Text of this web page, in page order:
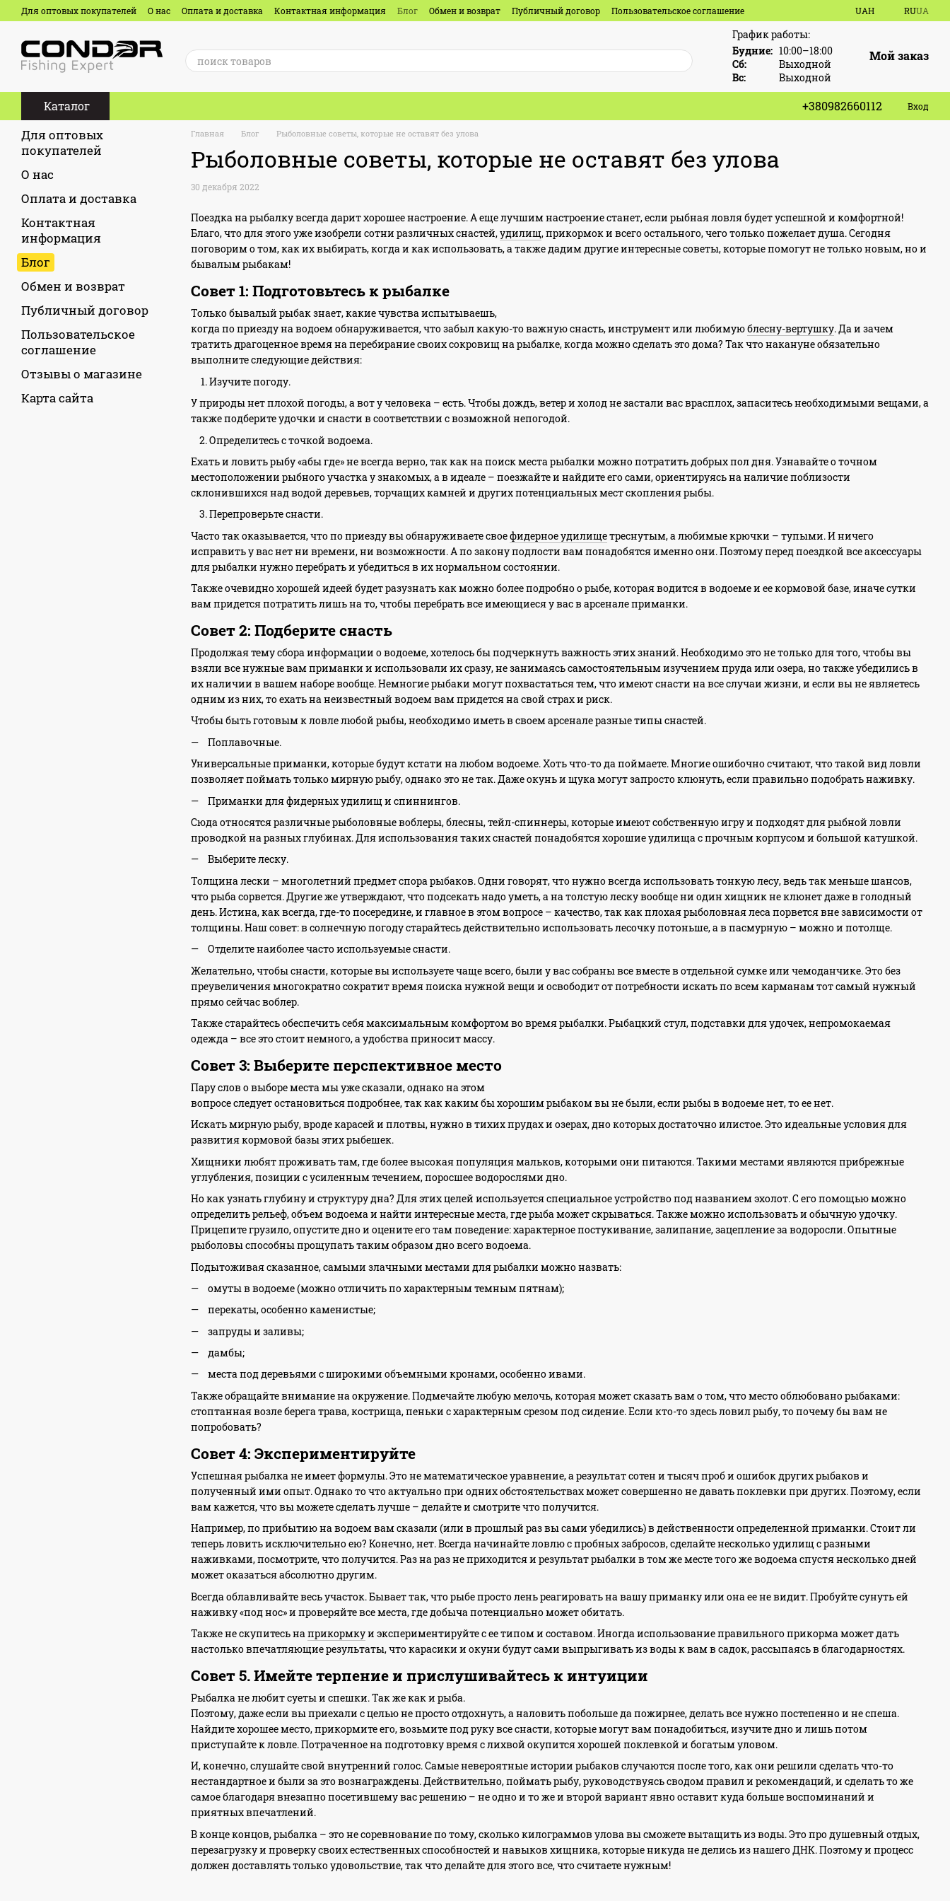
Перейти к основному контенту
Для оптовых покупателей О нас Оплата и доставка Контактная информация Блог Обмен и возврат Публичный договор
Пользовательское соглашение
Отзывы о магазине
UAH RUUA
График работы:
Будние: 10:00–18:00
Сб:
Выходной
Вс:
Выходной
Мой заказ
Каталог +380982660112 Вход
Главная Блог Рыболовные советы, которые не оставят без улова
Рыболовные советы, которые не оставят без улова
30 декабря 2022
Поездка на рыбалку всегда дарит хорошее настроение. А еще лучшим настроение станет, если рыбная ловля будет успешной и комфортной!
Благо, что для этого уже изобрели сотни различных снастей,удилищ, прикормок и всего остального, чего только пожелает душа. Сегодня
поговорим о том, как их выбирать, когда и как использовать, а также дадим другие интересные советы, которые помогут не только новым, но и
бывалым рыбакам!
Совет 1: Подготовьтесь к рыбалке
Только бывалый рыбак знает, какие чувства испытываешь,
когда по приезду на водоем обнаруживается, что забыл какую-то важную снасть, инструмент или любимуюблесну-вертушку. Да и зачем
тратить драгоценное время на перебирание своих сокровищ на рыбалке, когда можно сделать это дома? Так что накануне обязательно
выполните следующие действия:
Изучите погоду.
У природы нет плохой погоды, а вот у человека – есть. Чтобы дождь, ветер и холод не застали вас врасплох, запаситесь необходимыми вещами, а
также подберите удочки и снасти в соответствии с возможной непогодой.
Определитесь с точкой водоема.
Ехать и ловить рыбу «абы где» не всегда верно, так как на поиск места рыбалки можно потратить добрых пол дня. Узнавайте о точном
местоположении рыбного участка у знакомых, а в идеале – поезжайте и найдите его сами, ориентируясь на наличие поблизости
склонившихся над водой деревьев, торчащих камней и других потенциальных мест скопления рыбы.
Перепроверьте снасти.
Часто так оказывается, что по приезду вы обнаруживаете своефидерное удилищетреснутым, а любимые крючки – тупыми. И ничего
исправить у вас нет ни времени, ни возможности. А по закону подлости вам понадобятся именно они. Поэтому перед поездкой все аксессуары
для рыбалки нужно перебрать и убедиться в их нормальном состоянии.
Также очевидно хорошей идеей будет разузнать как можно более подробно о рыбе, которая водится в водоеме и ее кормовой базе, иначе сутки
вам придется потратить лишь на то, чтобы перебрать все имеющиеся у вас в арсенале приманки.
Совет 2: Подберите снасть
Продолжая тему сбора информации о водоеме, хотелось бы подчеркнуть важность этих знаний. Необходимо это не только для того, чтобы вы
взяли все нужные вам приманки и использовали их сразу, не занимаясь самостоятельным изучением пруда или озера, но также убедились в
их наличии в вашем наборе вообще. Немногие рыбаки могут похвастаться тем, что имеют снасти на все случаи жизни, и если вы не являетесь
одним из них, то ехать на неизвестный водоем вам придется на свой страх и риск.
Чтобы быть готовым к ловле любой рыбы, необходимо иметь в своем арсенале разные типы снастей.
Поплавочные.
Универсальные приманки, которые будут кстати на любом водоеме. Хоть что-то да поймаете. Многие ошибочно считают, что такой вид ловли
позволяет поймать только мирную рыбу, однако это не так. Даже окунь и щука могут запросто клюнуть, если правильно подобрать наживку.
Приманки для фидерных удилищ и спиннингов.
Сюда относятся различные рыболовные воблеры, блесны, тейл-спиннеры, которые имеют собственную игру и подходят для рыбной ловли
проводкой на разных глубинах. Для использования таких снастей понадобятся хорошие удилища с прочным корпусом и большой катушкой.
Выберите леску.
Толщина лески – многолетний предмет спора рыбаков. Одни говорят, что нужно всегда использовать тонкую лесу, ведь так меньше шансов,
что рыба сорвется. Другие же утверждают, что подсекать надо уметь, а на толстую леску вообще ни один хищник не клюнет даже в голодный
день. Истина, как всегда, где-то посередине, и главное в этом вопросе – качество, так как плохая рыболовная леса порвется вне зависимости от
толщины. Наш совет: в солнечную погоду старайтесь действительно использовать лесочку потоньше, а в пасмурную – можно и потолще.
Отделите наиболее часто используемые снасти.
Желательно, чтобы снасти, которые вы используете чаще всего, были у вас собраны все вместе в отдельной сумке или чемоданчике. Это без
преувеличения многократно сократит время поиска нужной вещи и освободит от потребности искать по всем карманам тот самый нужный
прямо сейчас воблер.
Также старайтесь обеспечить себя максимальным комфортом во время рыбалки. Рыбацкий стул, подставки для удочек, непромокаемая
одежда – все это стоит немного, а удобства приносит массу.
Совет 3: Выберите перспективное место
Пару слов о выборе места мы уже сказали, однако на этом
вопросе следует остановиться подробнее, так как каким бы хорошим рыбаком вы не были, если рыбы в водоеме нет, то ее нет.
Искать мирную рыбу, вроде карасей и плотвы, нужно в тихих прудах и озерах, дно которых достаточно илистое. Это идеальные условия для
развития кормовой базы этих рыбешек.
Хищники любят проживать там, где более высокая популяция мальков, которыми они питаются. Такими местами являются прибрежные
углубления, позиции с усиленным течением, поросшее водорослями дно.
Но как узнать глубину и структуру дна? Для этих целей используется специальное устройство под названием эхолот. С его помощью можно
определить рельеф, объем водоема и найти интересные места, где рыба может скрываться. Также можно использовать и обычную удочку.
Прицепите грузило, опустите дно и оцените его там поведение: характерное постукивание, залипание, зацепление за водоросли. Опытные
рыболовы способны прощупать таким образом дно всего водоема.
Подытоживая сказанное, самыми злачными местами для рыбалки можно назвать:
омуты в водоеме (можно отличить по характерным темным пятнам);
перекаты, особенно каменистые;
запруды и заливы;
дамбы;
места под деревьями с широкими объемными кронами, особенно ивами.
Также обращайте внимание на окружение. Подмечайте любую мелочь, которая может сказать вам о том, что место облюбовано рыбаками:
стоптанная возле берега трава, кострища, пеньки с характерным срезом под сидение. Если кто-то здесь ловил рыбу, то почему бы вам не
попробовать?
Совет 4: Экспериментируйте
Успешная рыбалка не имеет формулы. Это не математическое уравнение, а результат сотен и тысяч проб и ошибок других рыбаков и
полученный ими опыт. Однако то что актуально при одних обстоятельствах может совершенно не давать поклевки при других. Поэтому, если
вам кажется, что вы можете сделать лучше – делайте и смотрите что получится.
Например, по прибытию на водоем вам сказали (или в прошлый раз вы сами убедились) в действенности определенной приманки. Стоит ли
теперь ловить исключительно ею? Конечно, нет. Всегда начинайте ловлю с пробных забросов, сделайте несколько удилищ с разными
наживками, посмотрите, что получится. Раз на раз не приходится и результат рыбалки в том же месте того же водоема спустя несколько дней
может оказаться абсолютно другим.
Всегда облавливайте весь участок. Бывает так, что рыбе просто лень реагировать на вашу приманку или она ее не видит. Пробуйте сунуть ей
наживку «под нос» и проверяйте все места, где добыча потенциально может обитать.
Также не скупитесь наприкормкуи экспериментируйте с ее типом и составом. Иногда использование правильного прикорма может дать
настолько впечатляющие результаты, что карасики и окуни будут сами выпрыгивать из воды к вам в садок, рассыпаясь в благодарностях.
Совет 5. Имейте терпение и прислушивайтесь к интуиции
Рыбалка не любит суеты и спешки. Так же как и рыба.
Поэтому, даже если вы приехали с целью не просто отдохнуть, а наловить побольше да пожирнее, делать все нужно постепенно и не спеша.
Найдите хорошее место, прикормите его, возьмите под руку все снасти, которые могут вам понадобиться, изучите дно и лишь потом
приступайте к ловле. Потраченное на подготовку время с лихвой окупится хорошей поклевкой и богатым уловом.
И, конечно, слушайте свой внутренний голос. Самые невероятные истории рыбаков случаются после того, как они решили сделать что-то
нестандартное и были за это вознаграждены. Действительно, поймать рыбу, руководствуясь сводом правил и рекомендаций, и сделать то же
самое благодаря внезапно посетившему вас решению – не одно и то же и второй вариант явно оставит куда больше воспоминаний и
приятных впечатлений.
В конце концов, рыбалка – это не соревнование по тому, сколько килограммов улова вы сможете вытащить из воды. Это про душевный отдых,
перезагрузку и проверку своих естественных способностей и навыков хищника, которые никуда не делись из нашего ДНК. Поэтому и процесс
должен доставлять только удовольствие, так что делайте для этого все, что считаете нужным!
Для оптовых
покупателей
О нас
Оплата и доставка
Контактная
информация
Блог
Обмен и возврат
Публичный договор
Пользовательское
соглашение
Отзывы о магазине
Карта сайта